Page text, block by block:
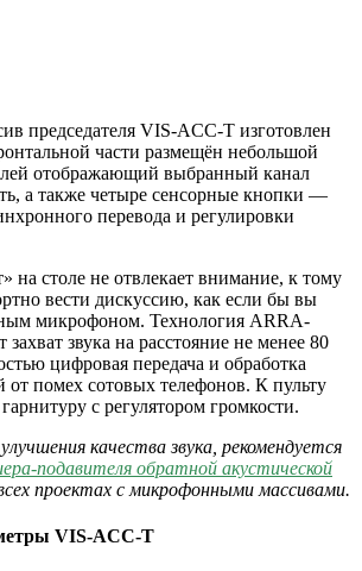
председателя VIS-ACC-T изготовлен
части размещён небольшой
отображающий выбранный канал
а также четыре сенсорные кнопки —
перевода и регулировки
на столе не отвлекает внимание, к тому
вести дискуссию, как если бы вы
микрофоном. Технология ARRA-
захват звука на расстояние не менее 80
цифровая передача и обработка
от помех сотовых телефонов. К пульту
с регулятором громкости.
качества звука, рекомендуется
подавителя обратной акустической
проектах с микрофонными массивами.
VIS-ACC-T